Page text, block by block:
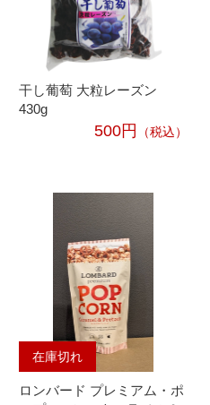
干し葡萄 大粒レーズン
430g
500円 （税込）
在庫切れ
ロンバード プレミアム・ポ